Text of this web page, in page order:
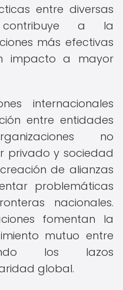
entre diversas
a la
más efectivas
impacto a mayor
internacionales
entre entidades
no
privado y sociedad
de alianzas
problemáticas
nacionales.
fomentan la
mutuo entre
los lazos
global.